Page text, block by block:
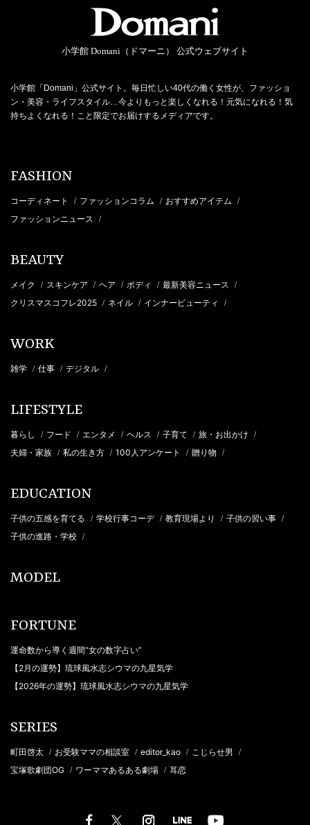
小学館 Domani（ドマーニ） 公式ウェブサイト
小学館「Domani」公式サイト。毎日忙しい40代の働く女性が、ファッショ
ン・美容・ライフスタイル…今よりもっと楽しくなれる！元気になれる！気
持ちよくなれる！こと限定でお届けするメディアです。
FASHION
コーディネート / ファッションコラム / おすすめアイテム /
ファッションニュース /
BEAUTY
メイク / スキンケア / ヘア / ボディ / 最新美容ニュース /
クリスマスコフレ2025 / ネイル / インナービューティ /
WORK
雑学 / 仕事 / デジタル /
LIFESTYLE
暮らし / フード / エンタメ / ヘルス / 子育て / 旅・お出かけ /
夫婦・家族 / 私の生き方 / 100人アンケート / 贈り物 /
EDUCATION
子供の五感を育てる / 学校行事コーデ / 教育現場より / 子供の習い事 /
子供の進路・学校 /
MODEL
FORTUNE
運命数から導く週間“女の数字占い”
【2月の運勢】琉球風水志シウマの九星気学
【2026年の運勢】琉球風水志シウマの九星気学
SERIES
町田啓太 / お受験ママの相談室 / editor_kao / こじらせ男 /
宝塚歌劇団OG / ワーママあるある劇場 / 耳恋